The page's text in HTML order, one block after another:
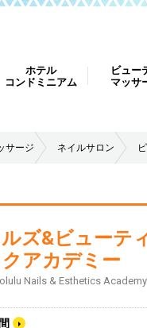
ホテル
コンドミニアム
ビュー
マッサ
サージ ネイルサロン
ズ&ビューテ
アカデミー
Nails & Esthetics Academy